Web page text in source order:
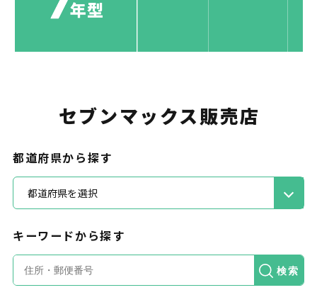
お支払いを一元管理！しかも
ポイント還元
セブンマックス販売店
都道府県から探す
都道府県を選択
キーワードから探す
検索